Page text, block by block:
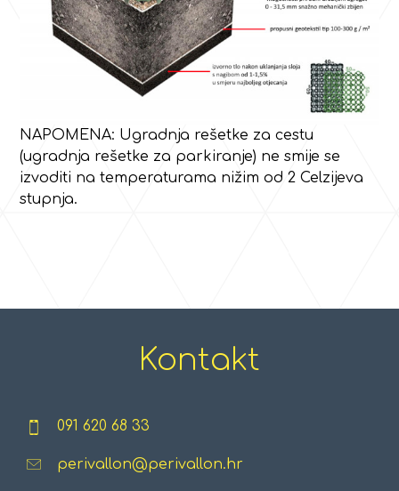
NAPOMENA: Ugradnja rešetke za cestu
(ugradnja rešetke za parkiranje) ne smije se
izvoditi na temperaturama nižim od 2 Celzijeva
stupnja.
Kontakt
091 620 68 33
perivallon@perivallon.hr